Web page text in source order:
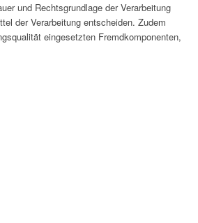
und Rechtsgrundlage der Verarbeitung
der Verarbeitung entscheiden. Zudem
eingesetzten Fremdkomponenten,